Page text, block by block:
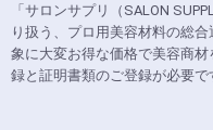
「サロンサプリ（SALON
り扱う、プロ用美容材料の総
象に大変お得な価格で美容商
録と証明書類のご登録が必要で